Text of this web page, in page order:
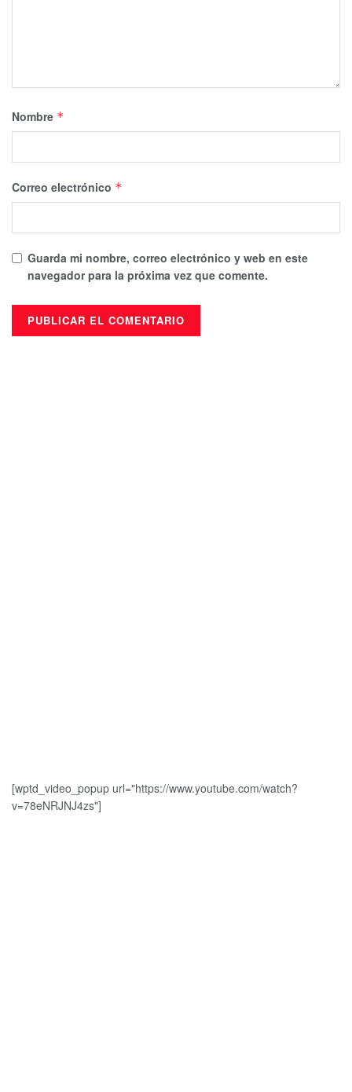
Nombre *
Correo electrónico *
Guarda mi nombre, correo electrónico y web en este
navegador para la próxima vez que comente.
[wptd_video_popup url="https://www.youtube.com/watch?
v=78eNRJNJ4zs"]